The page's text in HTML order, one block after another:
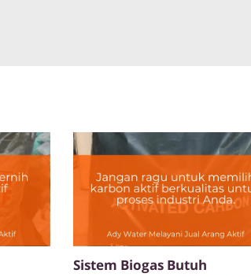
Sistem Biogas Butuh